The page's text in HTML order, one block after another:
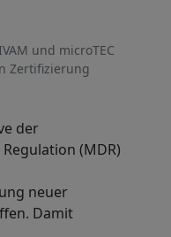
und microTEC
Zertifizierung
der
(MDR)
neuer
Damit